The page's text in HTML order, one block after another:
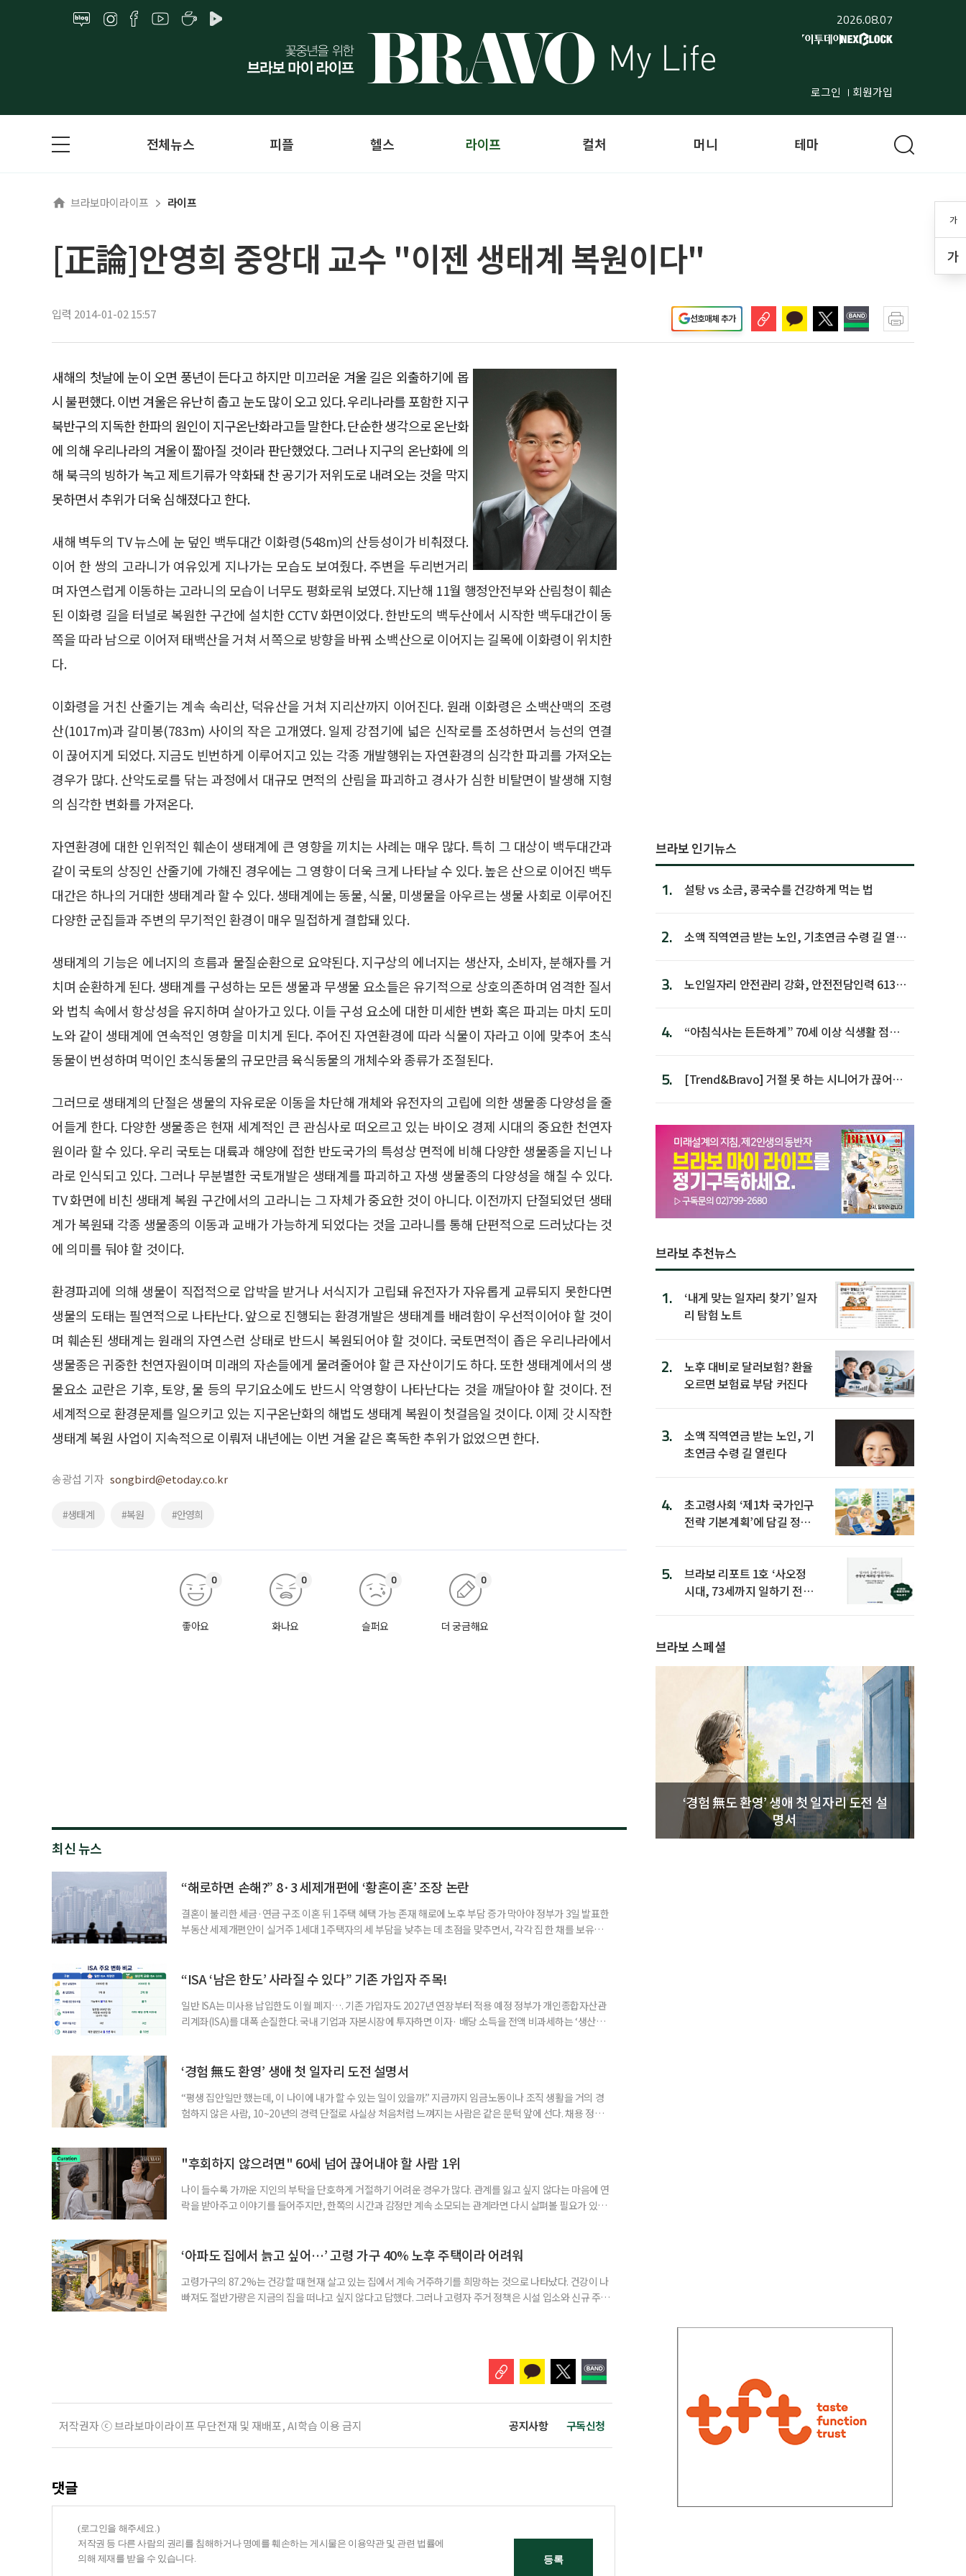
2026.08.07
로그인 회원가입
가
가
전체뉴스 피플 헬스 라이프 컬처 머니 테마
브라보마이라이프 라이프
[正論]안영희 중앙대 교수 "이젠 생태계 복원이다"
입력 2014-01-02 15:57 선호매체 추가
새해의 첫날에 눈이 오면 풍년이 든다고 하지만 미끄러운 겨울 길은 외출하기에 몹
시 불편했다. 이번 겨울은 유난히 춥고 눈도 많이 오고 있다. 우리나라를 포함한 지구
북반구의 지독한 한파의 원인이 지구온난화라고들 말한다. 단순한 생각으로 온난화
에 의해 우리나라의 겨울이 짧아질 것이라 판단했었다. 그러나 지구의 온난화에 의
해 북극의 빙하가 녹고 제트기류가 약화돼 찬 공기가 저위도로 내려오는 것을 막지
못하면서 추위가 더욱 심해졌다고 한다.
새해 벽두의 TV 뉴스에 눈 덮인 백두대간 이화령(548m)의 산등성이가 비춰졌다.
이어 한 쌍의 고라니가 여유있게 지나가는 모습도 보여줬다. 주변을 두리번거리
며 자연스럽게 이동하는 고라니의 모습이 너무도 평화로워 보였다. 지난해 11월 행정안전부와 산림청이 훼손
된 이화령 길을 터널로 복원한 구간에 설치한 CCTV 화면이었다. 한반도의 백두산에서 시작한 백두대간이 동
쪽을 따라 남으로 이어져 태백산을 거쳐 서쪽으로 방향을 바꿔 소백산으로 이어지는 길목에 이화령이 위치한
다.
이화령을 거친 산줄기는 계속 속리산, 덕유산을 거쳐 지리산까지 이어진다. 원래 이화령은 소백산맥의 조령
산(1017m)과 갈미봉(783m) 사이의 작은 고개였다. 일제 강점기에 넓은 신작로를 조성하면서 능선의 연결
이 끊어지게 되었다. 지금도 빈번하게 이루어지고 있는 각종 개발행위는 자연환경의 심각한 파괴를 가져오는
경우가 많다. 산악도로를 닦는 과정에서 대규모 면적의 산림을 파괴하고 경사가 심한 비탈면이 발생해 지형
의 심각한 변화를 가져온다.
자연환경에 대한 인위적인 훼손이 생태계에 큰 영향을 끼치는 사례는 매우 많다. 특히 그 대상이 백두대간과
같이 국토의 상징인 산줄기에 가해진 경우에는 그 영향이 더욱 크게 나타날 수 있다. 높은 산으로 이어진 백두
대간은 하나의 거대한 생태계라 할 수 있다. 생태계에는 동물, 식물, 미생물을 아우르는 생물 사회로 이루어진
다양한 군집들과 주변의 무기적인 환경이 매우 밀접하게 결합돼 있다.
생태계의 기능은 에너지의 흐름과 물질순환으로 요약된다. 지구상의 에너지는 생산자, 소비자, 분해자를 거
치며 순환하게 된다. 생태계를 구성하는 모든 생물과 무생물 요소들은 유기적으로 상호의존하며 엄격한 질서
와 법칙 속에서 항상성을 유지하며 살아가고 있다. 이들 구성 요소에 대한 미세한 변화 혹은 파괴는 마치 도미
노와 같이 생태계에 연속적인 영향을 미치게 된다. 주어진 자연환경에 따라 식물이 자라고 이에 맞추어 초식
동물이 번성하며 먹이인 초식동물의 규모만큼 육식동물의 개체수와 종류가 조절된다.
그러므로 생태계의 단절은 생물의 자유로운 이동을 차단해 개체와 유전자의 고립에 의한 생물종 다양성을 줄
어들게 한다. 다양한 생물종은 현재 세계적인 큰 관심사로 떠오르고 있는 바이오 경제 시대의 중요한 천연자
원이라 할 수 있다. 우리 국토는 대륙과 해양에 접한 반도국가의 특성상 면적에 비해 다양한 생물종을 지닌 나
라로 인식되고 있다. 그러나 무분별한 국토개발은 생태계를 파괴하고 자생 생물종의 다양성을 해칠 수 있다.
TV 화면에 비친 생태계 복원 구간에서의 고라니는 그 자체가 중요한 것이 아니다. 이전까지 단절되었던 생태
계가 복원돼 각종 생물종의 이동과 교배가 가능하게 되었다는 것을 고라니를 통해 단편적으로 드러났다는 것
에 의미를 둬야 할 것이다.
환경파괴에 의해 생물이 직접적으로 압박을 받거나 서식지가 고립돼 유전자가 자유롭게 교류되지 못한다면
생물의 도태는 필연적으로 나타난다. 앞으로 진행되는 환경개발은 생태계를 배려함이 우선적이어야 할 것이
며 훼손된 생태계는 원래의 자연스런 상태로 반드시 복원되어야 할 것이다. 국토면적이 좁은 우리나라에서
생물종은 귀중한 천연자원이며 미래의 자손들에게 물려줄어야 할 큰 자산이기도 하다. 또한 생태계에서의 생
물요소 교란은 기후, 토양, 물 등의 무기요소에도 반드시 악영향이 나타난다는 것을 깨달아야 할 것이다. 전
세계적으로 환경문제를 일으키고 있는 지구온난화의 해법도 생태계 복원이 첫걸음일 것이다. 이제 갓 시작한
생태계 복원 사업이 지속적으로 이뤄져 내년에는 이번 겨울 같은 혹독한 추위가 없었으면 한다.
송광섭 기자 songbird@etoday.co.kr
#생태계 #복원 #안영희
좋아요
0
화나요
0
슬퍼요
0
더 궁금해요
0
최신 뉴스
“해로하면 손해?” 8·3 세제개편에 ‘황혼이혼’ 조장 논란
결혼이 불리한 세금·연금 구조 이혼 뒤 1주택 혜택 가능 존재 해로에 노후 부담 증가 막아야 정부가 3일 발표한
부동산 세제개편안이 실거주 1세대 1주택자의 세 부담을 낮추는 데 초점을 맞추면서, 각각 집 한 채를 보유한
부가 각자 집 한 채씩을 보유하면 한 세대가 두 채를 가진 것으로 보지만, 실제 이혼해 주거와 생계를 분
“ISA ‘남은 한도’ 사라질 수 있다” 기존 가입자 주목!
일반 ISA는 미사용 납입한도 이월 폐지…. 기존 가입자도 2027년 연장부터 적용 예정 정부가 개인종합자산관
리계좌(ISA)를 대폭 손질한다. 국내 기업과 자본시장에 투자하면 이자· 배당 소득을 전액 비과세하는 ‘생산적
기 때문이다. 지난 3일 발표된 세제개편안이 국회 통과 후 그대로 시행된다면 법 시행 전 본
‘경험 無도 환영’ 생애 첫 일자리 도전 설명서
“평생 집안일만 했는데, 이 나이에 내가 할 수 있는 일이 있을까.” 지금까지 임금노동이나 조직 생활을 거의 경
험하지 않은 사람, 10~20년의 경력 단절로 사실상 처음처럼 느껴지는 사람은 같은 문턱 앞에 선다. 채용 정보를
경험이 풍부한 고령자는 중요한 국가 자원이다. 박경하 한국노인인력개발원 선임연구위
"후회하지 않으려면" 60세 넘어 끊어내야 할 사람 1위
나이 들수록 가까운 지인의 부탁을 단호하게 거절하기 어려운 경우가 많다. 관계를 잃고 싶지 않다는 마음에 연
락을 받아주고 이야기를 들어주지만, 한쪽의 시간과 감정만 계속 소모되는 관계라면 다시 살펴볼 필요가 있다.
게 여기며, 거절하는 순간 태도를 바꾸는 행동도 건강한 관계와는 거리가 멀다. 믿고 털어놓은 개인사나 약점을
‘아파도 집에서 늙고 싶어…’ 고령 가구 40% 노후 주택이라 어려워
고령가구의 87.2%는 건강할 때 현재 살고 있는 집에서 계속 거주하기를 희망하는 것으로 나타났다. 건강이 나
빠져도 절반가량은 지금의 집을 떠나고 싶지 않다고 답했다. 그러나 고령자 주거 정책은 시설 입소와 신규 주택
저작권자 ⓒ 브라보마이라이프 무단전재 및 재배포, AI학습 이용 금지 공지사항 구독신청
댓글
브라보 인기뉴스
1. 설탕 vs 소금, 콩국수를 건강하게 먹는 법
2.
소액 직역연금 받는 노인, 기초연금 수령 길 열린
3.
노인일자리 안전관리 강화, 안전전담인력 613명
4.
“아침식사는 든든하게” 70세 이상 식생활 점수
5.
[Trend&Bravo] 거절 못 하는 시니어가 끊어야
브라보 추천뉴스
1.
‘내게 맞는 일자리 찾기’ 일자
리 탐험 노트
2.
노후 대비로 달러보험? 환율
오르면 보험료 부담 커진다
3.
소액 직역연금 받는 노인, 기
초연금 수령 길 열린다
4.
초고령사회 ‘제1차 국가인구
전략 기본계획’에 담길 정책
5.
브라보 리포트 1호 ‘사오정
시대, 73세까지 일하기 전략’
브라보 스페셜
‘경험 無도 환영’ 생애 첫 일자리 도전 설
명서